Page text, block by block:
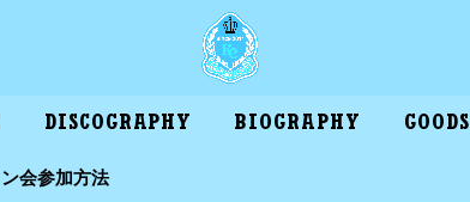
DISCOGRAPHY BIOGRAPHY GOODS
会参加方法